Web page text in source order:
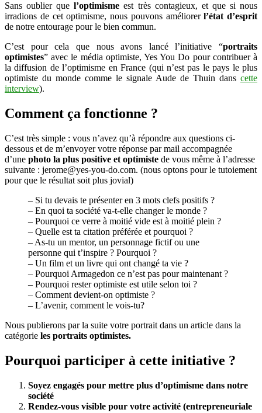
Sans oublier quel’optimisme est très contagieux, et que si nous
irradions de cet optimisme, nous pouvons améliorerl’état d’esprit
de notre entourage pour le bien commun.
C’est pour cela que nous avons lancé l’initiative “portraits
optimistes” avec le média optimiste, Yes You Do pour contribuer à
la diffusion de l’optimisme en France (qui n’est pas le pays le plus
optimiste du monde comme le signale Aude de Thuin dans cette
interview).
Comment ça fonctionne ?
C’est très simple : vous n’avez qu’à répondre aux questions ci-
dessous et de m’envoyer votre réponse par mail accompagnée
d’une photo la plus positive et optimiste de vous même à l’adresse
suivante : jerome@yes-you-do.com. (nous optons pour le tutoiement
pour que le résultat soit plus jovial)
– Si tu devais te présenter en 3 mots clefs positifs ?
– En quoi ta société va-t-elle changer le monde ?
– Pourquoi ce verre à moitié vide est à moitié plein ?
– Quelle est ta citation préférée et pourquoi ?
– As-tu un mentor, un personnage fictif ou une
personne qui t’inspire ? Pourquoi ?
– Un film et un livre qui ont changé ta vie ?
– Pourquoi Armagedon ce n’est pas pour maintenant ?
– Pourquoi rester optimiste est utile selon toi ?
– Comment devient-on optimiste ?
– L’avenir, comment le vois-tu?
Nous publierons par la suite votre portrait dans un article dans la
catégorie les portraits optimistes.
Pourquoi participer à cette initiative ?
Soyez engagés pour mettre plus d’optimisme dans notre
société
Rendez-vous visible pour votre activité (entrepreneuriale